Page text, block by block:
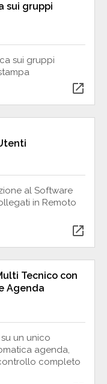
sui gruppi
sui gruppi
open_in_new
al Software
in Remoto
open_in_new
Tecnico con
Agenda
un unico
agenda,
completo